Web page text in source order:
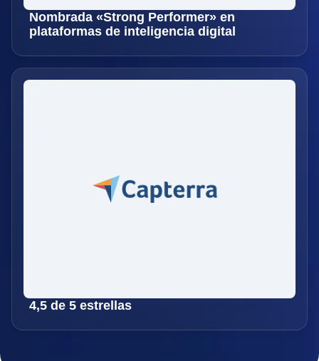
Nombrada «Strong Performer» en
plataformas de inteligencia digital
4,5 de 5 estrellas